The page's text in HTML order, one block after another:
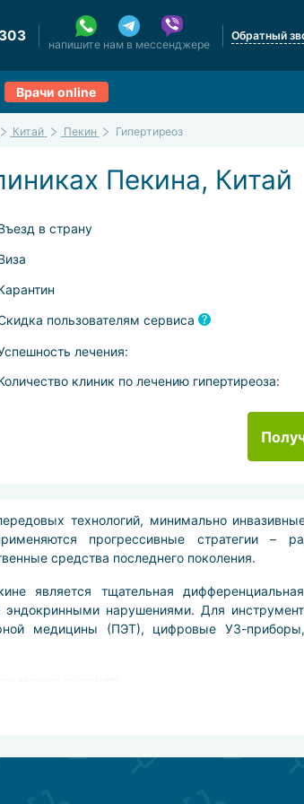
напишите нам в мессенджере
Обратный
Врачи online
Китай Пекин Гипертиреоз
Пекина, Китай
в страну
пользователям сервиса
лечения:
клиник по лечению гипертиреоза:
технологий, минимально
прогрессивные стратегии –
средства последнего поколения.
является тщательная
нарушениями. Для
медицины (ПЭТ), цифровые УЗ-